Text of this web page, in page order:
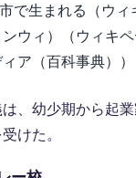
で生まれる（ウ
ウィ）（ウィキ
ア（百科事典））
、幼少期から起
けた。